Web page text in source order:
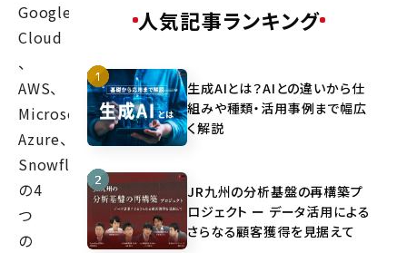
Google
Cloud
、
AWS、
Microsoft
Azure、
Snowflake
の4
つ
の
人気記事ランキング
生成AIとは？AIとの違いから仕
組みや種類・活用事例まで幅広
く解説
JR九州の分析基盤の再構築プ
ロジェクト ー データ活用による
さらなる顧客獲得を見据えて